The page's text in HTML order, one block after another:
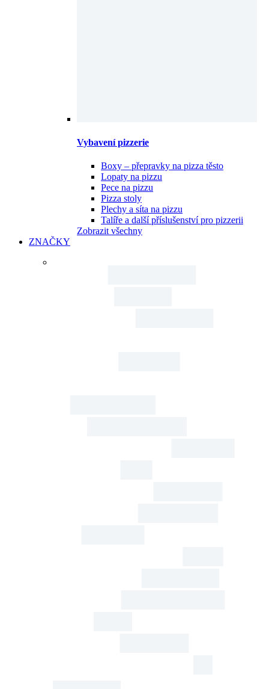
Vybavení pizzerie
Boxy – přepravky na pizza těsto
Lopaty na pizzu
Pece na pizzu
Pizza stoly
Plechy a síta na pizzu
Talíře a další příslušenství pro pizzerii
Zobrazit všechny
ZNAČKY